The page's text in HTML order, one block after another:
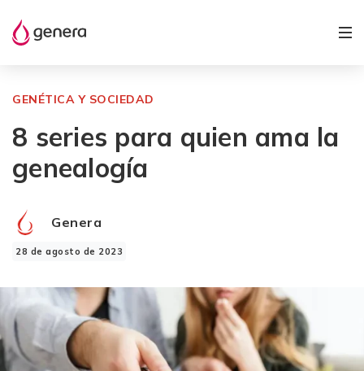
GENÉTICA Y SOCIEDAD
8 series para quien ama la
genealogía
Genera
28 de agosto de 2023